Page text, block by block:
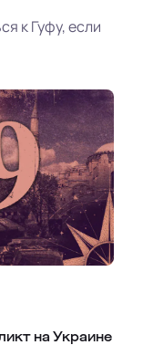
к Гуфу, если
на Украине